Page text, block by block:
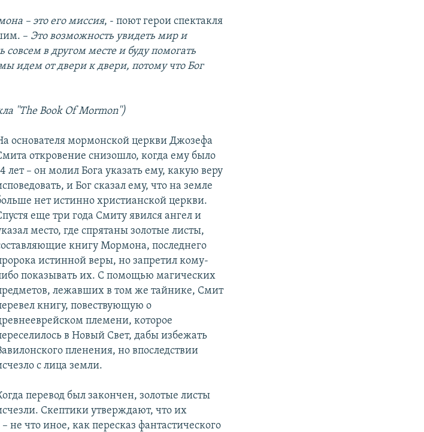
– это его миссия, - поют герои спектакля
– Это возможность увидеть мир и
совсем в другом месте и буду помогать
идем от двери к двери, потому что Бог
''The Book Of Mormon'')
основателя мормонской церкви Джозефа
откровение снизошло, когда ему было
лет – он молил Бога указать ему, какую веру
и Бог сказал ему, что на земле
нет истинно христианской церкви.
еще три года Смиту явился ангел и
место, где спрятаны золотые листы,
книгу Мормона, последнего
истинной веры, но запретил кому-
показывать их. С помощью магических
лежавших в том же тайнике, Смит
книгу, повествующую о
племени, которое
в Новый Свет, дабы избежать
пленения, но впоследствии
с лица земли.
перевод был закончен, золотые листы
Скептики утверждают, что их
что иное, как пересказ фантастического